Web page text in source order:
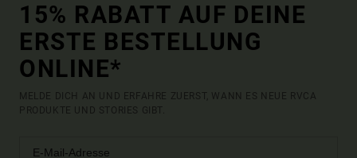
15% RABATT AUF DEINE
ERSTE BESTELLUNG
ONLINE*
MELDE DICH AN UND ERFAHRE ZUERST, WANN ES NEUE RVCA
PRODUKTE UND STORIES GIBT.